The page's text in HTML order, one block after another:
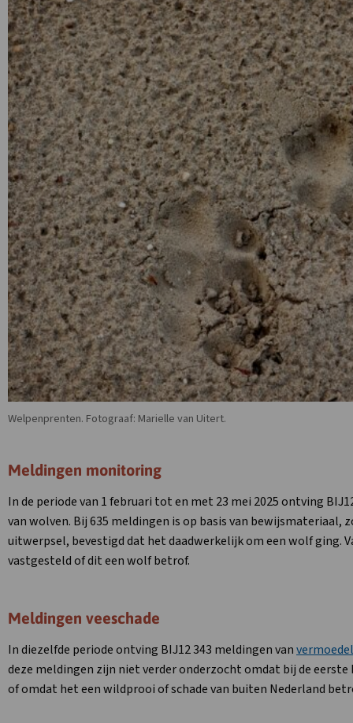
Welpenprenten. Fotograaf: Marielle van Uitert.
Meldingen monitoring
In de periode van 1 februari tot en met 23 mei 2025 ontving
van wolven. Bij 635 meldingen is op basis van bewijsmateriaal,
uitwerpsel, bevestigd dat het daadwerkelijk om een wolf ging.
vastgesteld of dit een wolf betrof.
Meldingen veeschade
In diezelfde periode ontving BIJ12 343 meldingen van
deze meldingen zijn niet verder onderzocht omdat bij de
of omdat het een wildprooi of schade van buiten Nederland